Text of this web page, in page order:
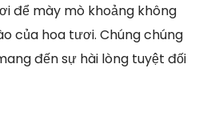
để mày mò khoảng không
của hoa tươi. Chúng chúng
đến sự hài lòng tuyệt đối